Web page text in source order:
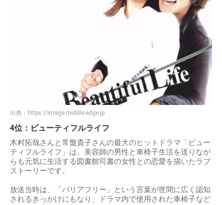
出典： https://image.middle-edge.jp
4位：ビューティフルライフ
木村拓哉さんと常盤貴子さんの最大のヒットドラマ「ビュー
ティフルライフ」は、美容師の男性と車椅子生活を送りなが
らも元気に生活する図書館司書の女性との恋愛を描いたラブ
ストーリーです。
放送当時は、「バリアフリー」という言葉が世間に広く認知
されるきっかけにもなり、ドラマ内で使用された車椅子など